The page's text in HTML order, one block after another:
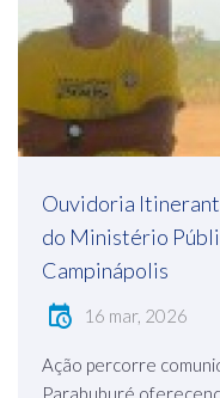
Ouvidoria
do Ministério
Campinápolis
16 mar, 2026
Ação percorre
Parabuburé